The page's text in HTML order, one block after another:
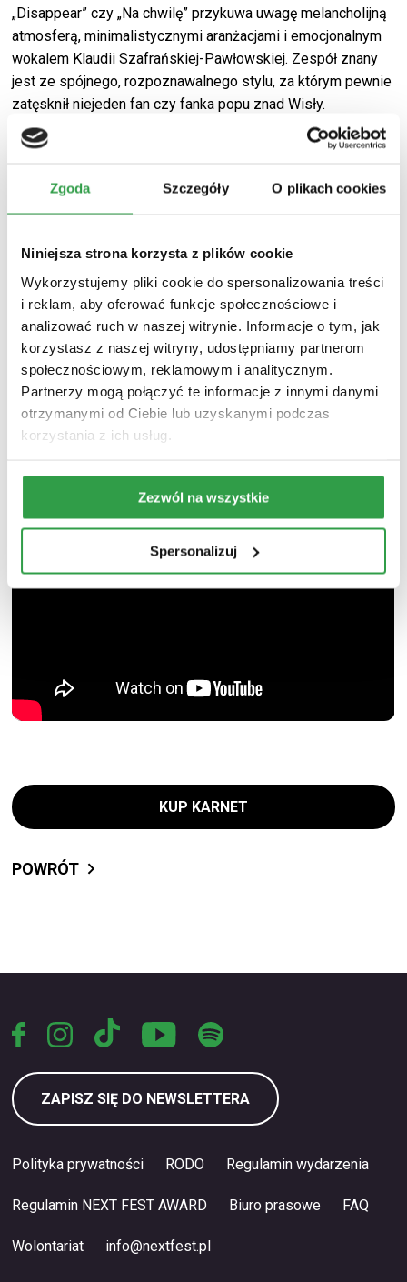
Zgoda Szczegóły O plikach cookies
Niniejsza strona korzysta z plików cookie
Wykorzystujemy pliki cookie do spersonalizowania treści
i reklam, aby oferować funkcje społecznościowe i
analizować ruch w naszej witrynie. Informacje o tym, jak
korzystasz z naszej witryny, udostępniamy partnerom
społecznościowym, reklamowym i analitycznym.
Partnerzy mogą połączyć te informacje z innymi danymi
otrzymanymi od Ciebie lub uzyskanymi podczas
korzystania z ich usług.
Zezwól na wszystkie
Spersonalizuj
„Disappear” czy „Na chwilę” przykuwa uwagę melancholijną
atmosferą, minimalistycznymi aranżacjami i emocjonalnym
wokalem Klaudii Szafrańskiej-Pawłowskiej. Zespół znany
jest ze spójnego, rozpoznawalnego stylu, za którym pewnie
zatęsknił niejeden fan czy fanka popu znad Wisły.
KUP KARNET
POWRÓT
ZAPISZ SIĘ DO NEWSLETTERA
Polityka prywatności RODO Regulamin wydarzenia
Regulamin NEXT FEST AWARD Biuro prasowe FAQ
Wolontariat info@nextfest.pl